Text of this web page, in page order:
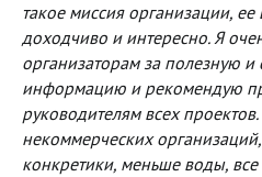
такое миссия организации,
доходчиво и интересно. Я
организаторам за полезную
информацию и рекомендую
руководителям всех
некоммерческих
конкретики, меньше воды, все